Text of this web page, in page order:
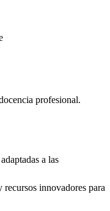
profesional.
a las
innovadores para